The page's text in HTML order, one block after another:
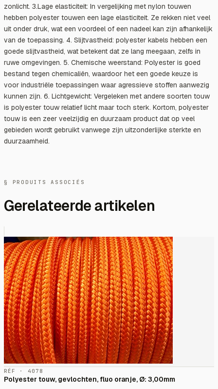
zonlicht. 3.Lage elasticiteit: In vergelijking met nylon touwen
hebben polyester touwen een lage elasticiteit. Ze rekken niet veel
uit onder druk, wat een voordeel of een nadeel kan zijn afhankelijk
van de toepassing. 4. Slijtvastheid: polyester kabels hebben een
goede slijtvastheid, wat betekent dat ze lang meegaan, zelfs in
ruwe omgevingen. 5. Chemische weerstand: Polyester is goed
bestand tegen chemicaliën, waardoor het een goede keuze is
voor industriële toepassingen waar agressieve stoffen aanwezig
kunnen zijn. 6. Lichtgewicht: Vergeleken met andere soorten touw
is polyester touw relatief licht maar toch sterk. Kortom, polyester
touw is een zeer veelzijdig en duurzaam product dat op veel
gebieden wordt gebruikt vanwege zijn uitzonderlijke sterkte en
duurzaamheid.
§ PRODUITS ASSOCIÉS
Gerelateerde artikelen
RÉF · 4078
Polyester touw, gevlochten, fluo oranje, Ø: 3,00mm